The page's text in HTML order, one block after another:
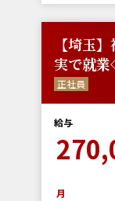
【埼玉
実で就
正社員
給与
月